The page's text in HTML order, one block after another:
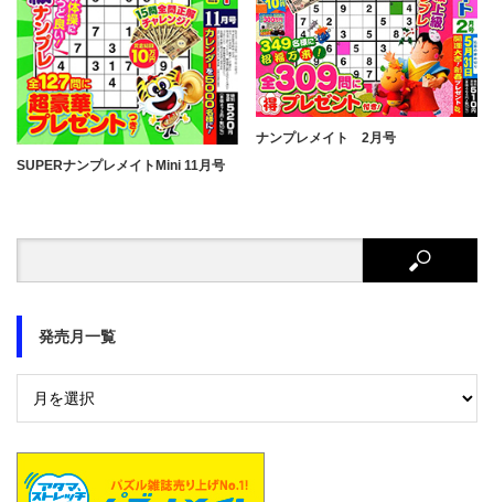
SUPERナンプレメイトMini 11月号
ナンプレメイト 2月号
発売月一覧